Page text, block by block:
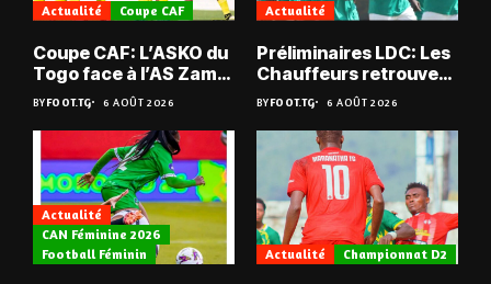
Actualité Coupe CAF
Coupe CAF: L’ASKO du
Togo face à l’AS Zam
du Niger
BYFOOT.TG 6 AOÛT 2026
Actualité
Préliminaires LDC: Les
Chauffeurs retrouvent
les Mimos
BYFOOT.TG 6 AOÛT 2026
Actualité
CAN Féminine 2026
Football Féminin
Actualité Championnat D2